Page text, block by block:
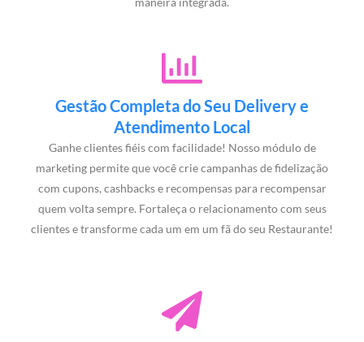
Gestão Completa do Seu Delivery e
Atendimento Local
Ganhe clientes fiéis com facilidade! Nosso módulo de
marketing permite que você crie campanhas de fidelização
com cupons, cashbacks e recompensas para recompensar
quem volta sempre. Fortaleça o relacionamento com seus
clientes e transforme cada um em um fã do seu Restaurante!